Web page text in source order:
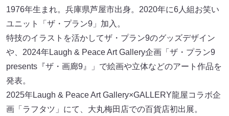
1976年生まれ。兵庫県芦屋市出身。2020年に6人組お笑い
ユニット「ザ・プラン9」加入。
特技のイラストを活かしてザ・プラン9のグッズデザイン
や、2024年Laugh & Peace Art Gallery企画「ザ・プラン9
presents『ザ・画廊9』」で絵画や立体などのアート作品を
発表。
2025年Laugh & Peace Art Gallery×GALLERY龍屋コラボ企
画「ラフタツ」にて、大丸梅田店での百貨店初出展。